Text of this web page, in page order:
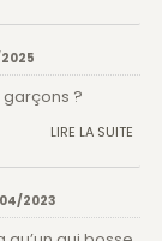
garçons ?
LIRE LA SUITE
2023